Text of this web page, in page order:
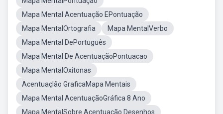
Mapa Mental Acentuação EPontuação
Mapa MentalOrtografia
Mapa MentalVerbo
Mapa Mental DePortuguês
Mapa Mental De AcentuaçãoPontuacao
Mapa MentalOxitonas
Acentuaçlão GraficaMapa Mentais
Mapa Mental AcentuaçãoGráfica 8 Ano
Mapa MentalSobre Acentuação Desenhos